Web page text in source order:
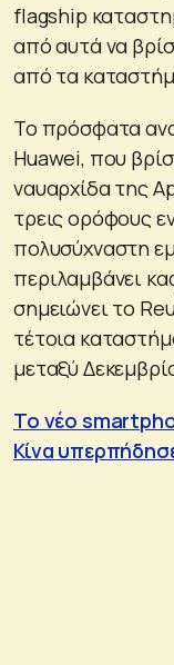
flagship
από αυτά να
από τα
Το πρόσφατα
Huawei, που
ναυαρχίδα της
τρεις ορόφους
πολυσύχναστη
περιλαμβάνει
σημειώνει το
τέτοια
μεταξύ
Το νέο
Κίνα